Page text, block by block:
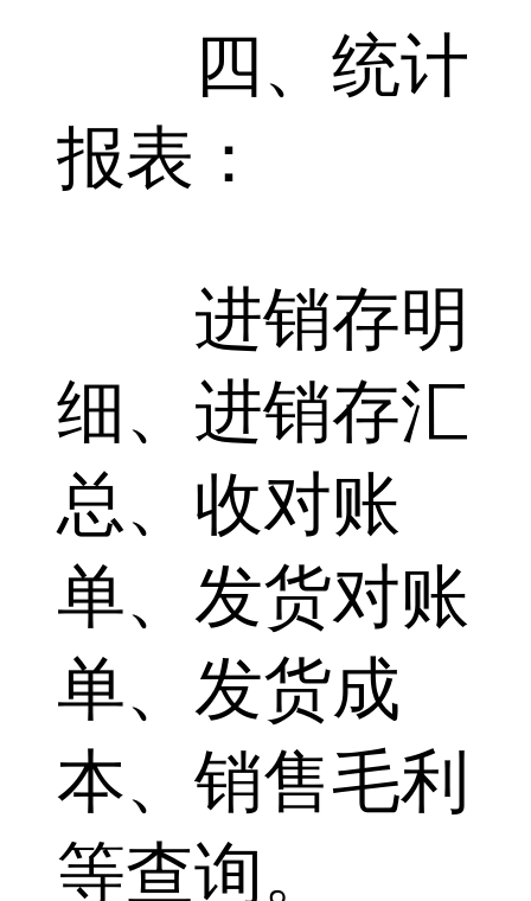
四、统计
报表：
进销存明
细、进销存汇
总、收对账
单、发货对账
单、发货成
本、销售毛利
等查询。